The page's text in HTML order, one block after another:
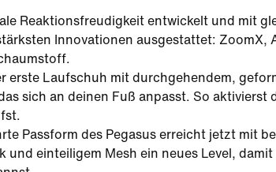
Reaktionsfreudigkeit entwickelt und mit
Innovationen ausgestattet: ZoomX,
erste Laufschuh mit durchgehendem,
sich an deinen Fuß anpasst. So aktivierst
Passform des Pegasus erreicht jetzt mit
und einteiligem Mesh ein neues Level,